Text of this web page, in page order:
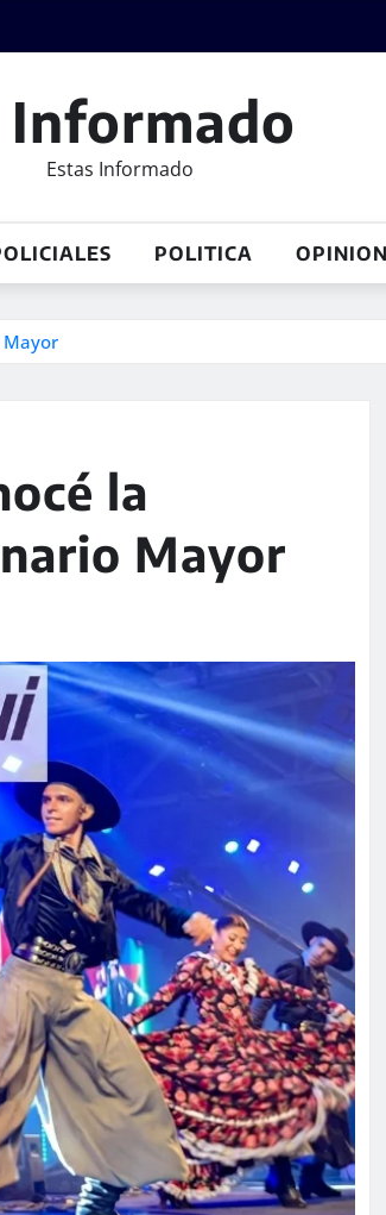
Informado
Estas Informado
POLITICA OPINION
Mayor
la
Mayor